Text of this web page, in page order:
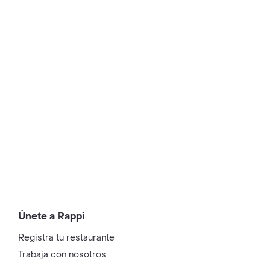
Únete a Rappi
Registra tu restaurante
Trabaja con nosotros